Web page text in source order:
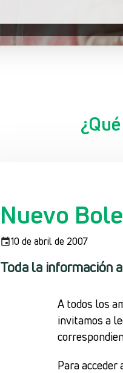
Nuevo
10 de abril de 2007
Toda la información
A todos los
invitamos a
Para acceder